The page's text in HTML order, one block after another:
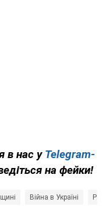
в нас у Telegram-
на фейки!
Війна в Україні